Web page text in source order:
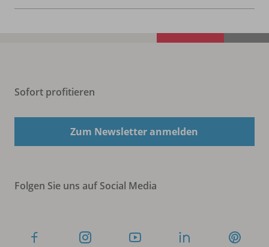
Sofort profitieren
Zum Newsletter anmelden
Folgen Sie uns auf Social Media